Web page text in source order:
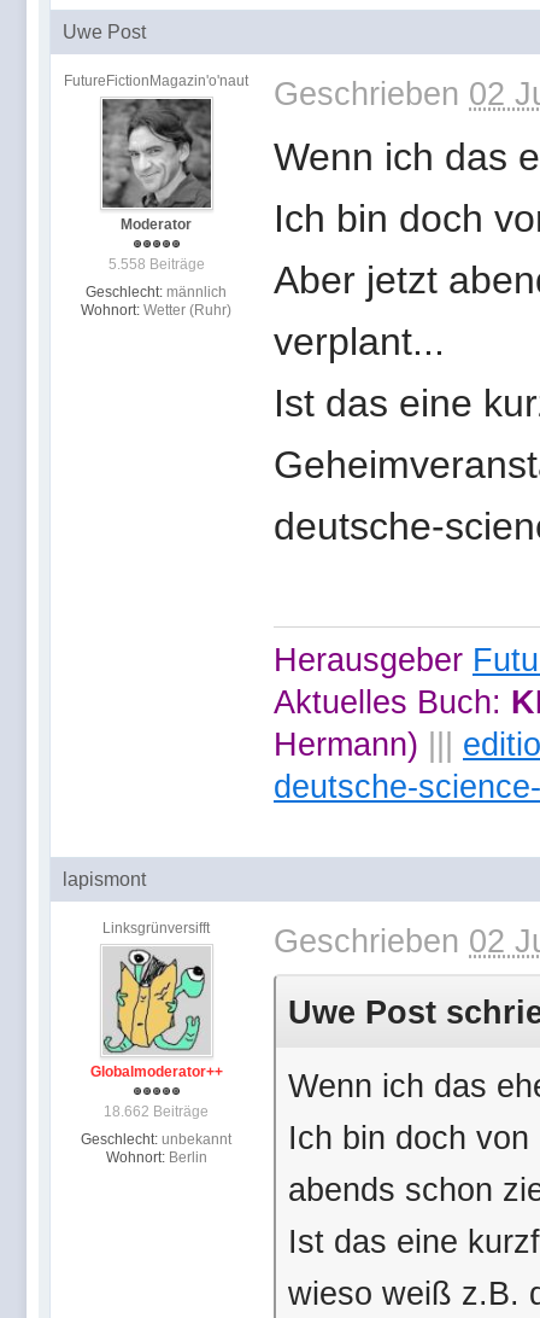
Uwe Post
FutureFictionMagazin'o'naut
Moderator
5.558 Beiträge
Geschlecht: männlich
Wohnort: Wetter (Ruhr)
Geschrieben 02
Wenn ich das
Ich bin doch
Aber jetzt
verplant...
Ist das eine
deutsche-
Herausgeber
Aktuelles Buch:
Hermann)
deutsche-
lapismont
Linksgrünversifft
Globalmoderator++
18.662 Beiträge
Geschlecht: unbekannt
Wohnort: Berlin
Geschrieben 02
Uwe Post
Wenn ich das
Ich bin doch
abends schon
Ist das eine
wieso weiß z.B.